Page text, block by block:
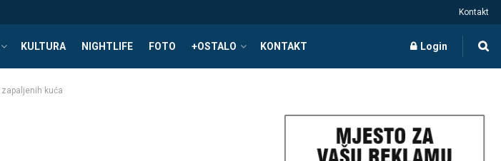
Kontakt
KULTURA NIGHTLIFE FOTO +OSTALO KONTAKT Login
kuća